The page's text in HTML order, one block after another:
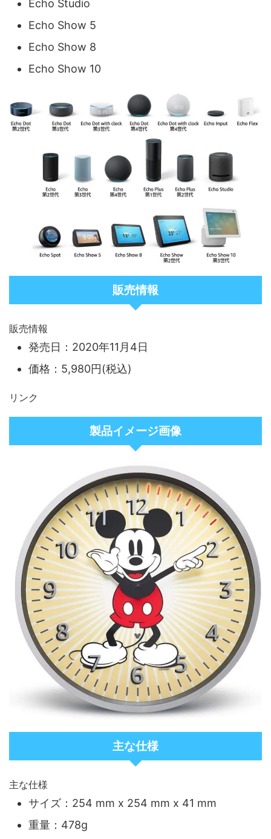
Echo Studio
Echo Show 5
Echo Show 8
Echo Show 10
販売情報
販売情報
発売日：2020年11月4日
価格：5,980円(税込)
リンク
製品イメージ画像
主な仕様
主な仕様
サイズ：254 mm x 254 mm x 41 mm
重量：478g